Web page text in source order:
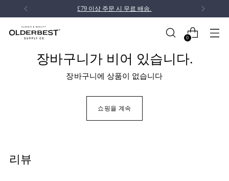
£79 이상 주문 시 무료 배송.
0
장바구니가 비어 있습니다.
장바구니에 상품이 없습니다
쇼핑을 계속
리뷰